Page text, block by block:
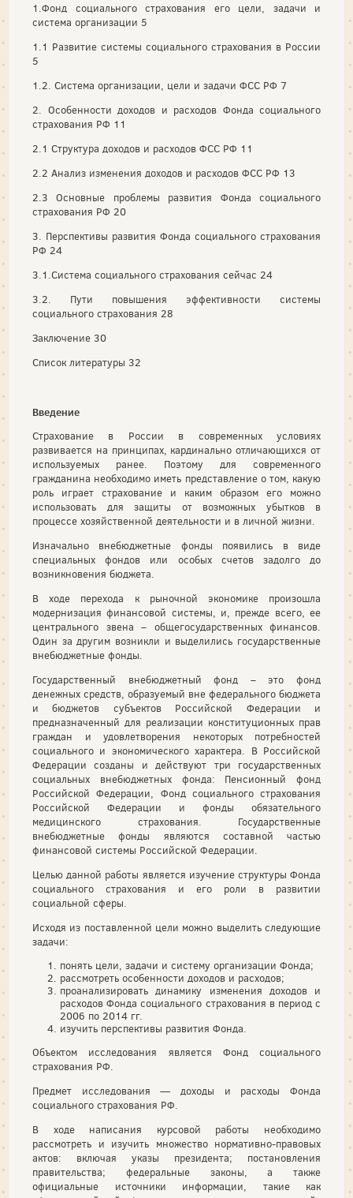
1.Фонд социального страхования его цели, задачи и
система организации 5
1.1 Развитие системы социального страхования в России
5
1.2. Система организации, цели и задачи ФСС РФ 7
2. Особенности доходов и расходов Фонда социального
страхования РФ 11
2.1 Структура доходов и расходов ФСС РФ 11
2.2 Анализ изменения доходов и расходов ФСС РФ 13
2.3 Основные проблемы развития Фонда социального
страхования РФ 20
3. Перспективы развития Фонда социального страхования
РФ 24
3.1.Система социального страхования сейчас 24
3.2. Пути повышения эффективности системы
социального страхования 28
Заключение 30
Список литературы 32
Введение
Страхование в России в современных условиях
развивается на принципах, кардинально отличающихся от
используемых ранее. Поэтому для современного
гражданина необходимо иметь представление о том, какую
роль играет страхование и каким образом его можно
использовать для защиты от возможных убытков в
процессе хозяйственной деятельности и в личной жизни.
Изначально внебюджетные фонды появились в виде
специальных фондов или особых счетов задолго до
возникновения бюджета.
В ходе перехода к рыночной экономике произошла
модернизация финансовой системы, и, прежде всего, ее
центрального звена – общегосударственных финансов.
Один за другим возникли и выделились государственные
внебюджетные фонды.
Государственный внебюджетный фонд – это фонд
денежных средств, образуемый вне федерального бюджета
и бюджетов субъектов Российской Федерации и
предназначенный для реализации конституционных прав
граждан и удовлетворения некоторых потребностей
социального и экономического характера. В Российской
Федерации созданы и действуют три государственных
социальных внебюджетных фонда: Пенсионный фонд
Российской Федерации, Фонд социального страхования
Российской Федерации и фонды обязательного
медицинского страхования. Государственные
внебюджетные фонды являются составной частью
финансовой системы Российской Федерации.
Целью данной работы является изучение структуры Фонда
социального страхования и его роли в развитии
социальной сферы.
Исходя из поставленной цели можно выделить следующие
задачи:
понять цели, задачи и систему организации Фонда;
рассмотреть особенности доходов и расходов;
проанализировать динамику изменения доходов и
расходов Фонда социального страхования в период с
2006 по 2014 гг.
изучить перспективы развития Фонда.
Объектом исследования является Фонд социального
страхования РФ.
Предмет исследования — доходы и расходы Фонда
социального страхования РФ.
В ходе написания курсовой работы необходимо
рассмотреть и изучить множество нормативно-правовых
актов: включая указы президента; постановления
правительства; федеральные законы, а также
официальные источники информации, такие как